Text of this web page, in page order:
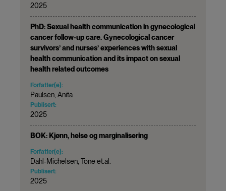
2025
PhD: Sexual health communication in gynecological
cancer follow-up care. Gynecological cancer
survivors’ and nurses’ experiences with sexual
health communication and its impact on sexual
health related outcomes
Forfatter(e):
Paulsen, Anita
Publisert:
2025
BOK: Kjønn, helse og marginalisering
Forfatter(e):
Dahl-Michelsen, Tone et.al.
Publisert:
2025